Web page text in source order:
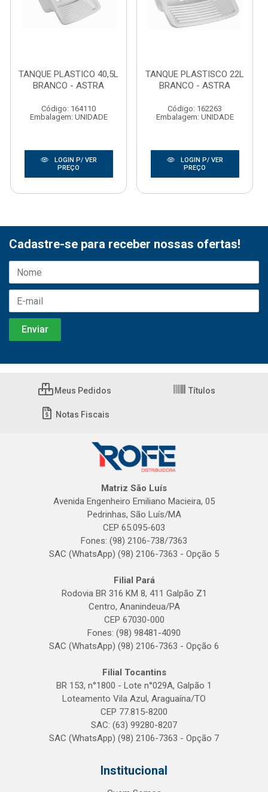
TANQUE PLASTICO 40,5L
BRANCO - ASTRA
Código: 164110
Embalagem: UNIDADE
LOGIN P/ VER
PREÇO
TANQUE PLASTISCO 22L
BRANCO - ASTRA
Código: 162263
Embalagem: UNIDADE
LOGIN P/ VER
PREÇO
Cadastre-se para receber nossas ofertas!
Meus Pedidos Títulos
Notas Fiscais
Matriz São Luís
Avenida Engenheiro Emiliano Macieira, 05
Pedrinhas, São Luís/MA
CEP 65.095-603
Fones: (98) 2106-738/7363
SAC (WhatsApp) (98) 2106-7363 - Opção 5
Filial Pará
Rodovia BR 316 KM 8, 411 Galpão Z1
Centro, Ananindeua/PA
CEP 67030-000
Fones: (98) 98481-4090
SAC (WhatsApp) (98) 2106-7363 - Opção 6
Filial Tocantins
BR 153, n°1800 - Lote n°029A, Galpão 1
Loteamento Vila Azul, Araguaína/TO
CEP 77.815-8200
SAC: (63) 99280-8207
SAC (WhatsApp) (98) 2106-7363 - Opção 7
Institucional